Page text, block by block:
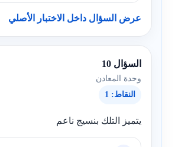
عرض السؤال داخل الاختبار الأصلي
السؤال 10
وحدة المعادن
النقاط: 1
يتميز التلك بنسيج ناعم